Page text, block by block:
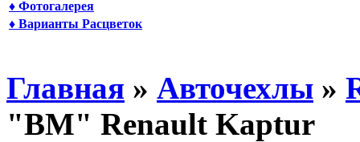
♦ Фотогалерея
♦ Варианты Расцветок
Главная » Авточехлы »
"BM" Renault Kaptur